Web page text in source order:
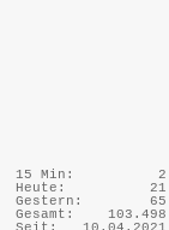
15 Min:
2
Heute:
21
Gestern:
65
Gesamt:
103.498
Seit:
10.04.2021